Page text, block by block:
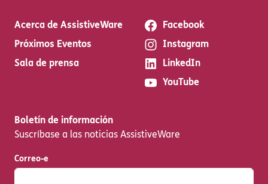
Acerca de AssistiveWare
Próximos Eventos
Sala de prensa
Facebook
Instagram
LinkedIn
YouTube
Boletín de información
Suscríbase a las noticias AssistiveWare
Correo-e